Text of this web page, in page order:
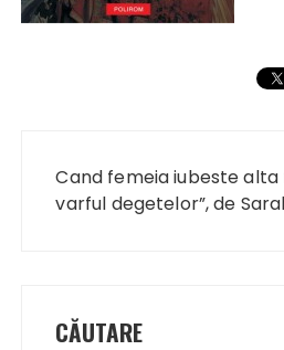
articole
Cand femeia iubeste alta
varful degetelor”, de
CĂUTARE